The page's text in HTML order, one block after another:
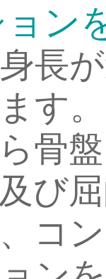
ン
長
す
骨
び
コ